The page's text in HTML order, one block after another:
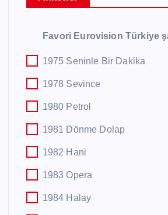
Favori Eurovision Türkiye
1975 Seninle Bir Dakika
1978 Sevince
1980 Petrol
1981 Dönme Dolap
1982 Hani
1983 Opera
1984 Halay